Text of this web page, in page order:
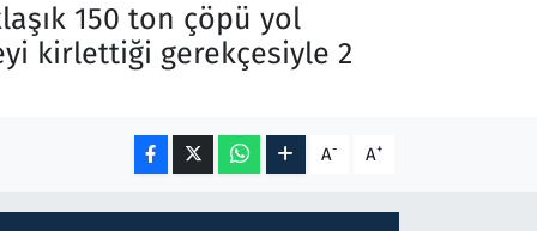
150 ton çöpü yol
kirlettiği gerekçesiyle 2
A- A+